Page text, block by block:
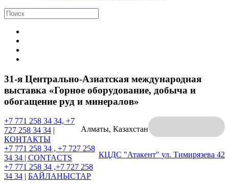
31-я Центрально-Азиатская международная
выставка «Горное оборудование, добыча и
обогащение руд и минералов»
Алматы, Казахстан
КЦДС "Атакент" ул. Тимирязева 42
+7 771 258 34 34, +7
727 258 34 34 |
КОНТАКТЫ
+7 771 258 34 , +7 727 258
34 34 | CONTACTS
+7 771 258 34 ,+7 727 258
34 34 | БАЙЛАНЫСТАР